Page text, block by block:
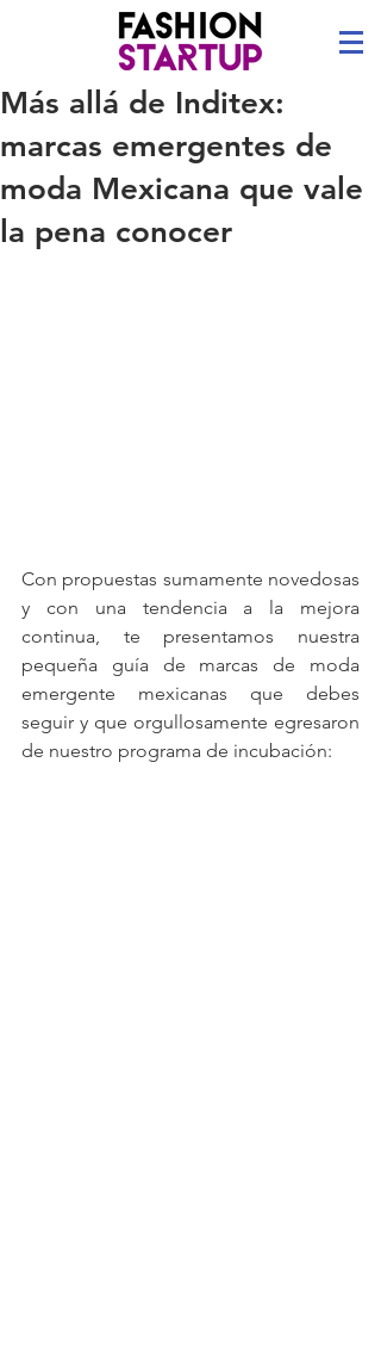
Más allá de Inditex:
marcas emergentes de
moda Mexicana que vale
la pena conocer
Con propuestas sumamente novedosas
y con una tendencia a la mejora
continua, te presentamos nuestra
pequeña guía de marcas de moda
emergente mexicanas que debes
seguir y que orgullosamente egresaron
de nuestro programa de incubación: